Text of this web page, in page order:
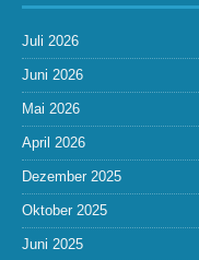
Juli 2026
Juni 2026
Mai 2026
April 2026
Dezember 2025
Oktober 2025
Juni 2025